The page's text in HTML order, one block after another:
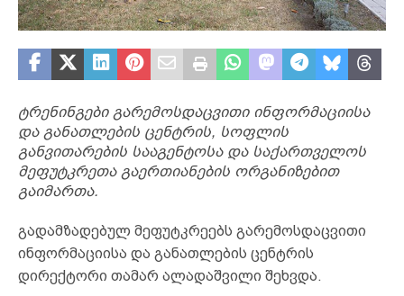
ტრენინგები გარემოსდაცვითი ინფორმაციისა
და განათლების ცენტრის, სოფლის
განვითარების სააგენტოსა და საქართველოს
მეფუტკრეთა გაერთიანების ორგანიზებით
გაიმართა.
გადამზადებულ მეფუტკრეებს გარემოსდაცვითი
ინფორმაციისა და განათლების ცენტრის
დირექტორი თამარ ალადაშვილი შეხვდა.